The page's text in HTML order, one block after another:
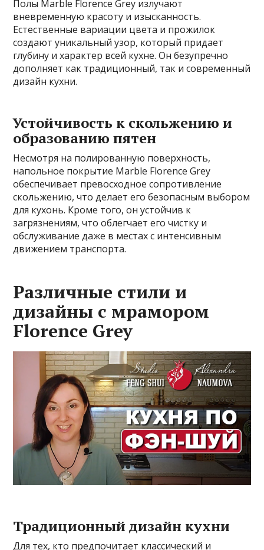
Полы Marble Florence Grey излучают
вневременную красоту и изысканность.
Естественные вариации цвета и прожилок
создают уникальный узор, который придает
глубину и характер всей кухне. Он безупречно
дополняет как традиционный, так и современный
дизайн кухни.
Устойчивость к скольжению и
образованию пятен
Несмотря на полированную поверхность,
напольное покрытие Marble Florence Grey
обеспечивает превосходное сопротивление
скольжению, что делает его безопасным выбором
для кухонь. Кроме того, он устойчив к
загрязнениям, что облегчает его чистку и
обслуживание даже в местах с интенсивным
движением транспорта.
Различные стили и
дизайны с мрамором
Florence Grey
Традиционный дизайн кухни
Для тех, кто предпочитает классический и